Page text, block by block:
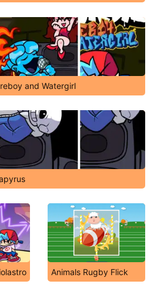
and Watergirl
Animals Rugby Flick